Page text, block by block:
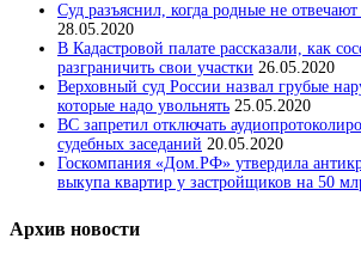
Суд разъяснил, когда родные не
28.05.2020
В Кадастровой палате рассказали, как
разграничить свои участки 26.05.2020
Верховный суд России назвал грубые
которые надо увольнять 25.05.2020
ВС запретил отключать
судебных заседаний 20.05.2020
Госкомпания «Дом.РФ» утвердила
выкупа квартир у застройщиков на 50
Архив новости